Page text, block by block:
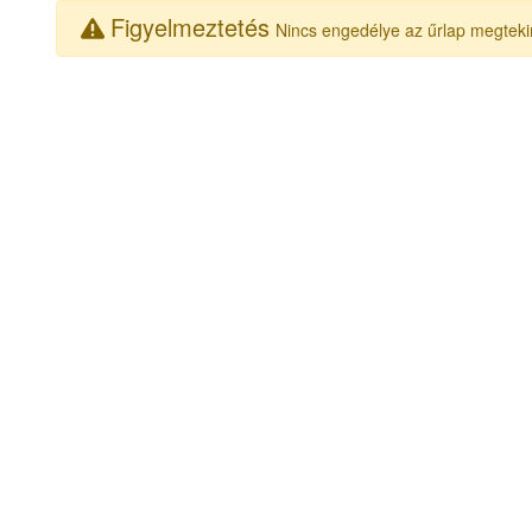
Figyelmeztetés Nincs engedélye az űrlap